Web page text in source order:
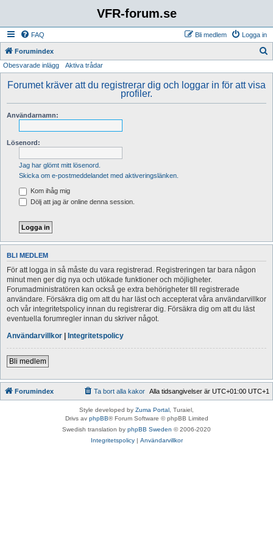
VFR-forum.se
FAQ Logga in
Bli medlem
Forumindex
Obesvarade inlägg Aktiva trådar
Forumet kräver att du registrerar dig och loggar in för att visa
profiler.
Användarnamn:
Lösenord:
Jag har glömt mitt lösenord.
Skicka om e-postmeddelandet med aktiveringslänken.
Kom ihåg mig
Dölj att jag är online denna session.
BLI MEDLEM
För att logga in så måste du vara registrerad. Registreringen tar bara någon
minut men ger dig nya och utökade funktioner och möjligheter.
Forumadministratören kan också ge extra behörigheter till registrerade
användare. Försäkra dig om att du har läst och accepterat våra användarvillkor
och vår integritetspolicy innan du registrerar dig. Försäkra dig om att du läst
eventuella forumregler innan du skriver något.
Användarvillkor | Integritetspolicy
Bli medlem
Forumindex Alla tidsangivelser är UTC+01:00 UTC+1
Ta bort alla kakor
Style developed by Zuma Portal , Turaiel,
Drivs av phpBB® Forum Software © phpBB Limited
Swedish translation by phpBB Sweden © 2006-2020
Integritetspolicy| Användarvillkor